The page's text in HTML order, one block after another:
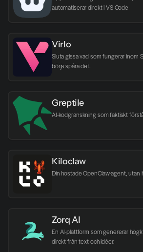
automatiserar direkt i VS Code
Virlo
Sluta gissa vad som fungerar inom
börja spåra det.
Greptile
AI-kodgranskning som faktiskt
Kiloclaw
Din hostade OpenClaw-agent, utan
Zorq AI
En AI-plattform som genererar
direkt från text och idéer.